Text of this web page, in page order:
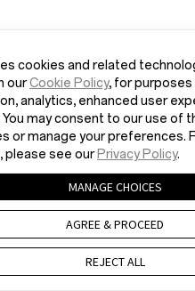
cookies and related
ourCookie Policy, for purposes
analytics, enhanced user
may consent to our use of
or manage your preferences.
please see our Privacy Policy.
MANAGE CHOICES
AGREE & PROCEED
REJECT ALL